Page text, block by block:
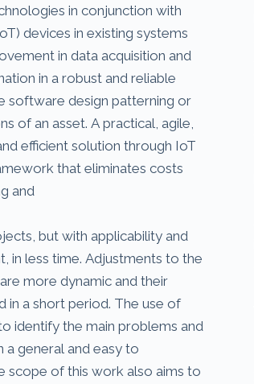
in conjunction with
devices in existing systems
in data acquisition and
in a robust and reliable
software design patterning or
of an asset. A practical, agile,
efficient solution through IoT
that eliminates costs
and
but with applicability and
in less time. Adjustments to the
more dynamic and their
in a short period. The use of
identify the main problems and
a general and easy to
scope of this work also aims to